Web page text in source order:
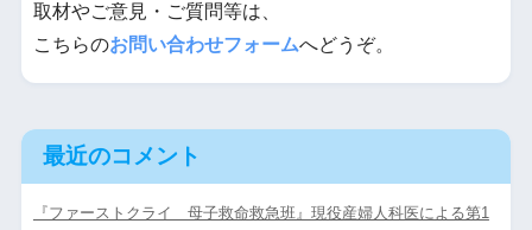
取材やご意見・ご質問等は、
こちらのお問い合わせフォームへどうぞ。
最近のコメント
『ファーストクライ 母子救命救急班』現役産婦人科医による第1